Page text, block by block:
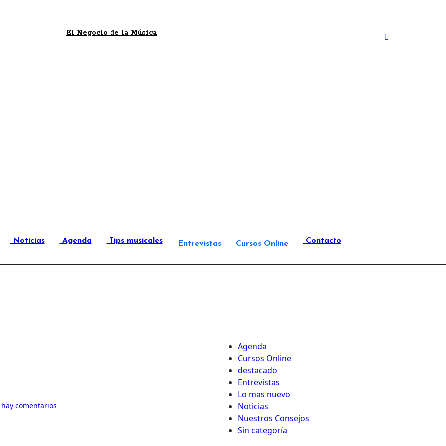
El Negocio de la Música
Noticias Agenda Tips musicales Entrevistas Cursos Online Contacto
hay comentarios
Agenda
Cursos Online
destacado
Entrevistas
Lo mas nuevo
Noticias
Nuestros Consejos
Sin categoría